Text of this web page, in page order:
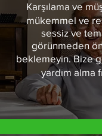
Karşılama ve
mükemmel ve
sessiz ve
görünmeden
beklemeyin. Bize
yardım alma